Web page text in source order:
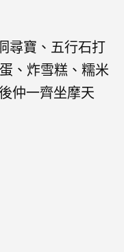
尋寶、五行石打
、炸雪糕、糯米
仲一齊坐摩天